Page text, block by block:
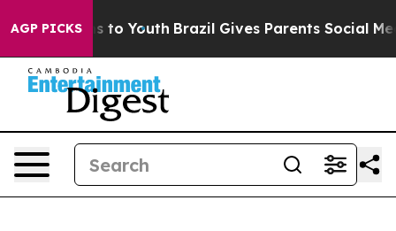
AGP PICKS
Harms to Youth Brazil Gives Parents Social